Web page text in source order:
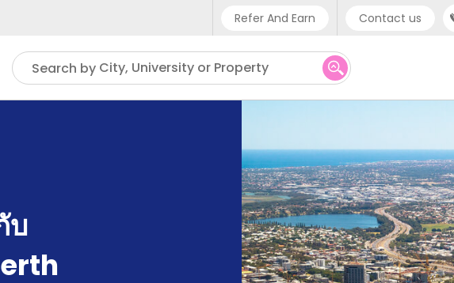
Refer And Earn Contact us
Phone support
UK - +44 (0) 20 3871 8666
US - +1 (646) 718 6172
Search by City, University or Property
บ